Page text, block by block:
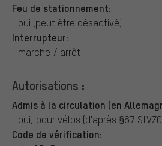
Feu de stationnement:
oui (peut être désactivé)
Interrupteur:
marche / arrêt
Autorisations :
Admis à la circulation (en
oui, pour vélos (d'après §67
Code de vérification: